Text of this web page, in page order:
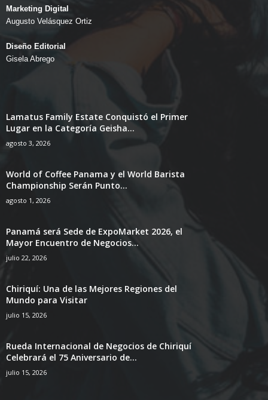
Marketing Digital
Augusto Velásquez Ortiz
Diseño Editorial
Gisela Abrego
Lamatus Family Estate Conquistó el Primer
Lugar en la Categoría Geisha...
agosto 3, 2026
World of Coffee Panama y el World Barista
Championship Serán Punto...
agosto 1, 2026
Panamá será Sede de ExpoMarket 2026, el
Mayor Encuentro de Negocios...
julio 22, 2026
Chiriquí: Una de las Mejores Regiones del
Mundo para Visitar
julio 15, 2026
Rueda Internacional de Negocios de Chiriquí
Celebrará el 75 Aniversario de...
julio 15, 2026